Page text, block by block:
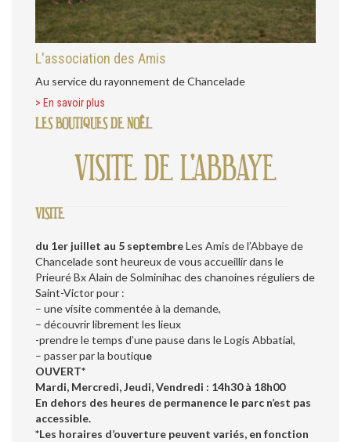
L'association des Amis
Au service du rayonnement de Chancelade
> En savoir plus
LES BOUTIQUES DE NOÊL
VISITE DE L'ABBAYE
VISITE
du 1er juillet au 5 septembreLes Amis de l’Abbaye de
Chancelade sont heureux de vous accueillir dans le
Prieuré Bx Alain de Solminihac des chanoines réguliers de
Saint-Victor pour :
– une visite commentée à la demande,
– découvrir librement les lieux
-prendre le temps d’une pause dans le Logis Abbatial,
– passer par la boutique
OUVERT*
Mardi, Mercredi, Jeudi, Vendredi : 14h30 à 18h00
En dehors des heures de permanence le parc n’est pas
accessible.
*Les horaires d’ouverture peuvent variés, en fonction